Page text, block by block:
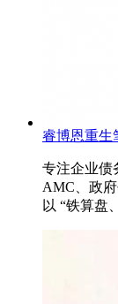
睿博恩重生
专注企业债
AMC、政
以 “铁算盘